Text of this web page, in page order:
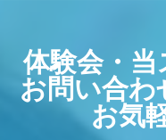
体験会・
お問い合わ
お気